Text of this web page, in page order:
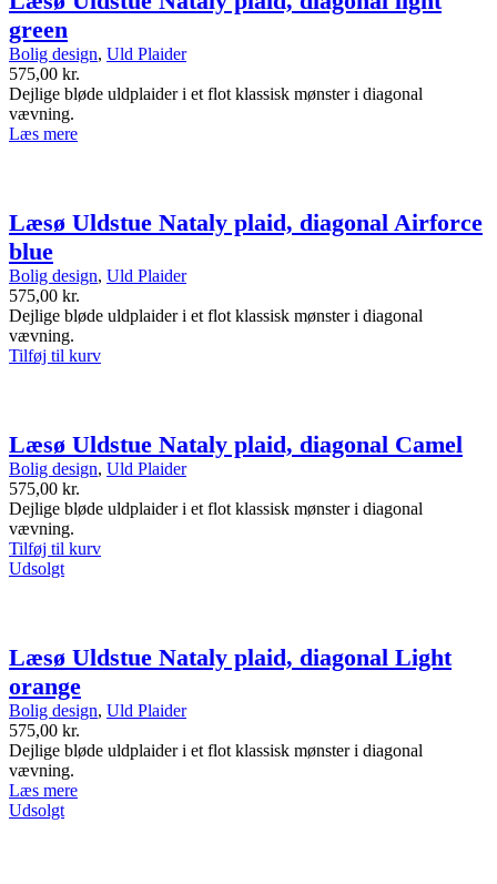
green
Bolig design, Uld Plaider
575,00 kr.
Dejlige bløde uldplaider i et flot klassisk mønster i diagonal
vævning.
Læs mere
Læsø Uldstue Nataly plaid, diagonal Airforce
blue
Bolig design, Uld Plaider
575,00 kr.
Dejlige bløde uldplaider i et flot klassisk mønster i diagonal
vævning.
Tilføj til kurv
Læsø Uldstue Nataly plaid, diagonal Camel
Bolig design, Uld Plaider
575,00 kr.
Dejlige bløde uldplaider i et flot klassisk mønster i diagonal
vævning.
Tilføj til kurv
Udsolgt
Læsø Uldstue Nataly plaid, diagonal Light
orange
Bolig design, Uld Plaider
575,00 kr.
Dejlige bløde uldplaider i et flot klassisk mønster i diagonal
vævning.
Læs mere
Udsolgt